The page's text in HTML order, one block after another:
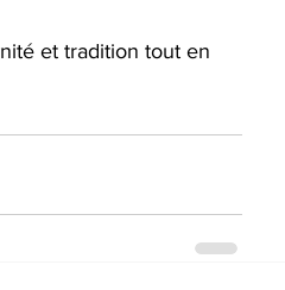
et tradition tout en